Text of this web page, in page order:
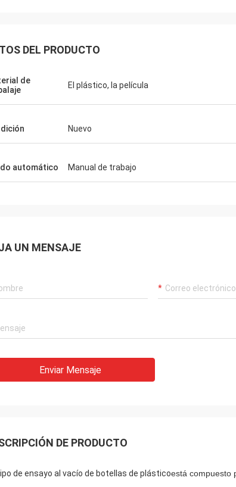
DEL PRODUCTO
de
El plástico, la película
Nuevo
automático Manual de trabajo
UN MENSAJE
Enviar Mensaje
DE PRODUCTO
de ensayo al vacío de botellas de plásticoestá compuesto